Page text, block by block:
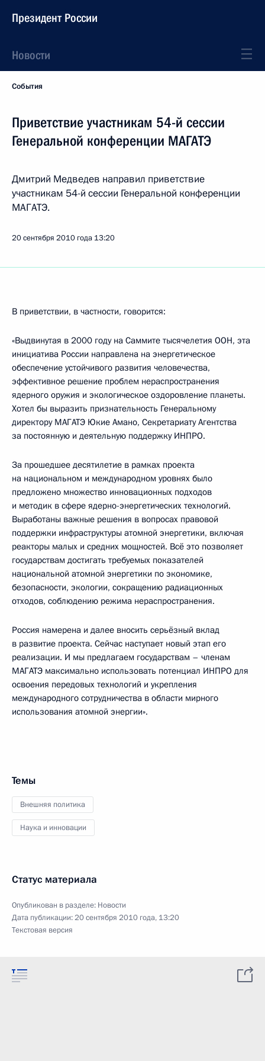
Президент России
Новости
События
Приветствие участникам 54-й сессии
Генеральной конференции МАГАТЭ
Дмитрий Медведев направил приветствие
участникам 54-й сессии Генеральной конференции
МАГАТЭ.
20 сентября 2010 года 13:20
В приветствии, в частности, говорится:
«Выдвинутая в 2000 году на Саммите тысячелетия ООН, эта
инициатива России направлена на энергетическое
обеспечение устойчивого развития человечества,
эффективное решение проблем нераспространения
ядерного оружия и экологическое оздоровление планеты.
Хотел бы выразить признательность Генеральному
директору МАГАТЭ Юкие Амано, Секретариату Агентства
за постоянную и деятельную поддержку ИНПРО.
За прошедшее десятилетие в рамках проекта
на национальном и международном уровнях было
предложено множество инновационных подходов
и методик в сфере ядерно-энергетических технологий.
Выработаны важные решения в вопросах правовой
поддержки инфраструктуры атомной энергетики, включая
реакторы малых и средних мощностей. Всё это позволяет
государствам достигать требуемых показателей
национальной атомной энергетики по экономике,
безопасности, экологии, сокращению радиационных
отходов, соблюдению режима нераспространения.
Россия намерена и далее вносить серьёзный вклад
в развитие проекта. Сейчас наступает новый этап его
реализации. И мы предлагаем государствам – членам
МАГАТЭ максимально использовать потенциал ИНПРО для
освоения передовых технологий и укрепления
международного сотрудничества в области мирного
использования атомной энергии».
Темы
Внешняя политика
Наука и инновации
Статус материала
Опубликован в разделе: Новости
Дата публикации:20 сентября 2010 года, 13:20
Текстовая версия